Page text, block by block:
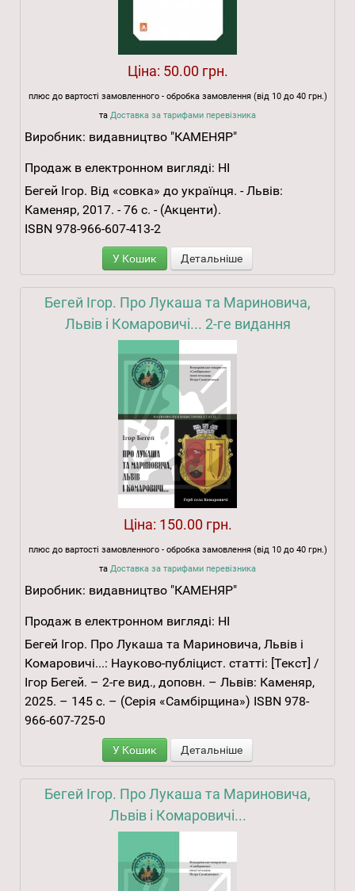
Ціна: 50.00 грн.
плюс до вартості замовленного - обробка замовлення (від 10 до 40 грн.)
та Доставка за тарифами перевізника
Виробник: видавництво "КАМЕНЯР"
Продаж в електронном вигляді: НІ
Бегей Ігор. Від «совка» до українця. - Львів:
Каменяр, 2017. - 76 с. - (Акценти).
ISBN 978-966-607-413-2
У Кошик Детальніше
Бегей Ігор. Про Лукаша та Мариновича,
Львів і Комаровичі... 2-ге видання
Ціна: 150.00 грн.
плюс до вартості замовленного - обробка замовлення (від 10 до 40 грн.)
та Доставка за тарифами перевізника
Виробник: видавництво "КАМЕНЯР"
Продаж в електронном вигляді: НІ
Бегей Ігор. Про Лукаша та Мариновича, Львів і
Комаровичі...: Науково-публіцист. статті: [Текст] /
Ігор Бегей. – 2-ге вид., доповн. – Львів: Каменяр,
2025. – 145 с. – (Серія «Самбірщина») ISBN 978-
966-607-725-0
У Кошик Детальніше
Бегей Ігор. Про Лукаша та Мариновича,
Львів і Комаровичі...